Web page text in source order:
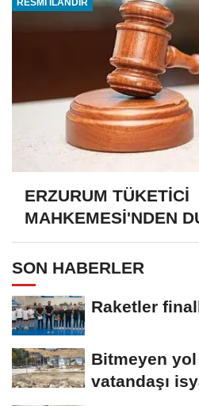
ERZURUM TÜKETİCİ
MAHKEMESİ'NDEN
SON HABERLER
Raketler
Bitmeyen yol
vatandaşı